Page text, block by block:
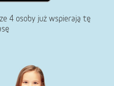
4 osoby już wspierają tę